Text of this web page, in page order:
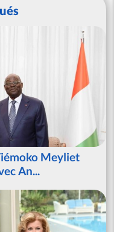
Meyliet
An...